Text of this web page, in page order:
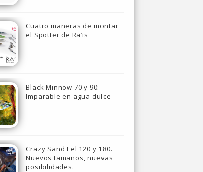
Cuatro maneras de montar
el Spotter de Ra’is
Black Minnow 70 y 90:
Imparable en agua dulce
Crazy Sand Eel 120 y 180.
Nuevos tamaños, nuevas
posibilidades.